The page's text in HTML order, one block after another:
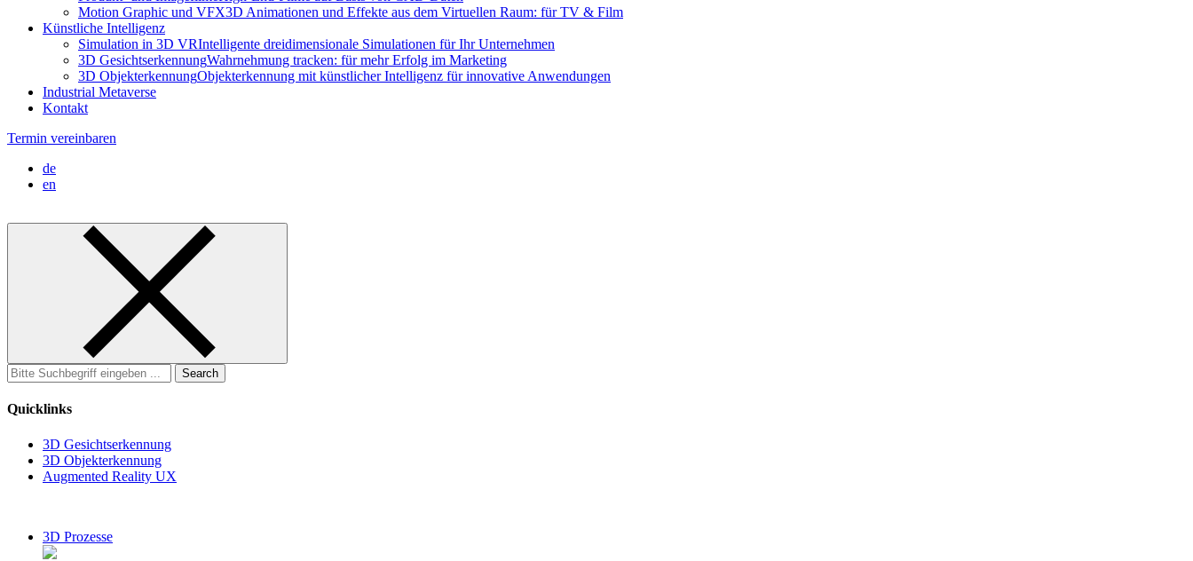
Motion Graphic und VFX3D Animationen und Effekte aus dem Virtuellen Raum: für TV & Film
Künstliche Intelligenz
Simulation in 3D VRIntelligente dreidimensionale Simulationen für Ihr Unternehmen
3D GesichtserkennungWahrnehmung tracken: für mehr Erfolg im Marketing
3D ObjekterkennungObjekterkennung mit künstlicher Intelligenz für innovative Anwendungen
Industrial Metaverse
Kontakt
Termin vereinbaren
de
en
Search
for:
Quicklinks
3D Gesichtserkennung
3D Objekterkennung
Augmented Reality UX
3D Prozesse